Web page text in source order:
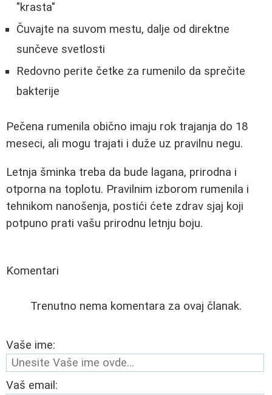
"krasta"
Čuvajte na suvom mestu, dalje od direktne
sunčeve svetlosti
Redovno perite četke za rumenilo da sprečite
bakterije
Pečena rumenila obično imaju rok trajanja do 18
meseci, ali mogu trajati i duže uz pravilnu negu.
Letnja šminka treba da bude lagana, prirodna i
otporna na toplotu. Pravilnim izborom rumenila i
tehnikom nanošenja, postići ćete zdrav sjaj koji
potpuno prati vašu prirodnu letnju boju.
Komentari
Trenutno nema komentara za ovaj članak.
Vaše ime:
Vaš email: